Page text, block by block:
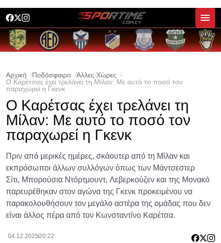
Αρχική Ποδόσφαιρο
Άλλες Χώρες
Ο Καρέτσας έχει τρελάνει τη Μίλαν: Με αυτό το ποσό τον
παραχωρεί η Γκενκ
Ο Καρέτσας έχει τρελάνει τη
Μίλαν: Με αυτό το ποσό τον
παραχωρεί η Γκενκ
Πριν από μερικές ημέρες, σκάουτερ από τη Μίλαν και
εκπρόσωποι άλλων συλλόγων όπως των Μάντσεστερ
Σίτι, Μπορούσια Ντόρτμουντ, Λεβερκούζεν και της Μονακό
παρευρέθηκαν στον αγώνα της Γκενκ προκειμένου να
παρακολουθήσουν τον μεγάλο αστέρα της ομάδας που δεν
είναι άλλος πέρα από τον Κωνσταντίνο Καρέτσα.
04.12.202520:22